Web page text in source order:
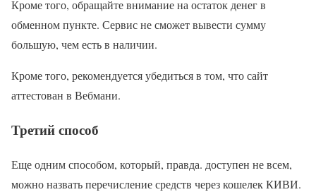
Кроме того, обращайте внимание на остаток денег в
обменном пункте. Сервис не сможет вывести сумму
большую, чем есть в наличии.
Кроме того, рекомендуется убедиться в том, что сайт
аттестован в Вебмани.
Третий способ
Еще одним способом, который, правда. доступен не всем,
можно назвать перечисление средств через кошелек КИВИ.